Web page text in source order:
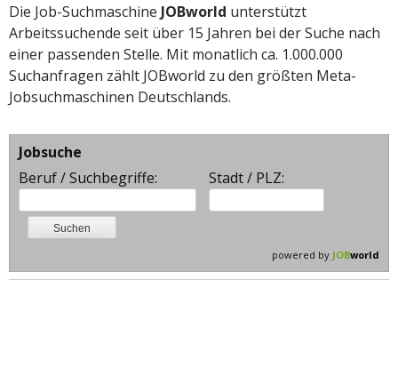
Die Job-Suchmaschine JOBworld unterstützt
Arbeitssuchende seit über 15 Jahren bei der Suche nach
einer passenden Stelle. Mit monatlich ca. 1.000.000
Suchanfragen zählt JOBworld zu den größten Meta-
Jobsuchmaschinen Deutschlands.
Jobsuche
Beruf / Suchbegriffe:
Stadt / PLZ:
powered by JOBworld